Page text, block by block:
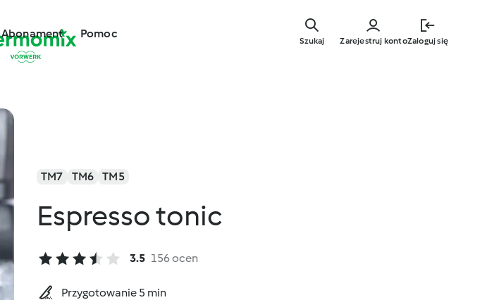
głównej
Abonament Pomoc
Zarejestruj kontoZaloguj się
Szukaj
TM7 TM6 TM5
Espresso tonic
3.5 156 ocen
Przygotowanie 5 min